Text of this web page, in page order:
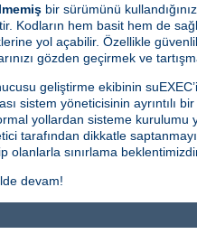
bir sürümünü
Kodların hem basit hem de
yol açabilir. Özellikle
gözden geçirmek ve
geliştirme ekibinin
sistem yöneticisinin
yollardan sisteme kurulumu
tarafından dikkatle
olanlarla sınırlama
devam!